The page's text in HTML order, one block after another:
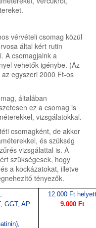
vérvételi csomag közül
által kért rutin
A csomagjaink a
vehetők igénybe. (Az
egyszeri 2000 Ft-os
általában
ez a csomag is
vizsgálatokkal.
csomagként, de akkor
és szükség
vizsgálattal is. A
szükségesek, hogy
a kockázatokat, illetve
tényezők.
GGT, AP
12.000 Ft
9.000 Ft